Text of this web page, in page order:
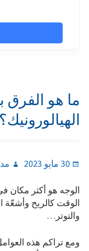
ما هو
الهيالورونيك؟
Posted
30 مايو 2023
الوجه هو أكثر
الوقت كالريح
والتوتر…
ومع تراكم هذه